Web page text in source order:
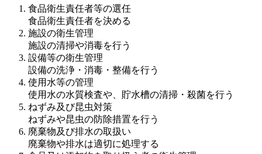
食品衛生責任者等の選任
食品衛生責任者を決める
施設の衛生管理
施設の清掃や消毒を行う
設備等の衛生管理
設備の洗浄・消毒・整備を行う
使用水等の管理
使用水の水質検査や、貯水槽の清掃・殺菌を行う
ねずみ及び昆虫対策
ねずみや昆虫の防除措置を行う
廃棄物及び排水の取扱い
廃棄物や排水は適切に処理する